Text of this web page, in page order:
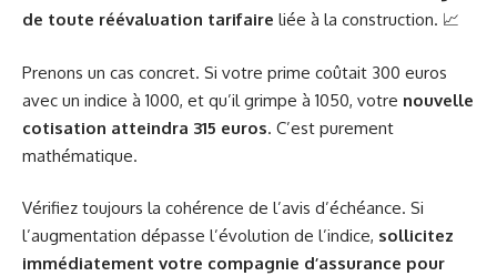
de toute réévaluation tarifaire liée à la construction. 📈
Prenons un cas concret. Si votre prime coûtait 300 euros
avec un indice à 1000, et qu’il grimpe à 1050, votre nouvelle
cotisation atteindra 315 euros. C’est purement
mathématique.
Vérifiez toujours la cohérence de l’avis d’échéance. Si
l’augmentation dépasse l’évolution de l’indice, sollicitez
immédiatement votre compagnie d’assurance pour